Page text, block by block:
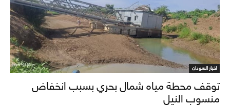
اخبار السودان
توقف محطة مياه شمال بحري بسبب انخفاض
منسوب النيل